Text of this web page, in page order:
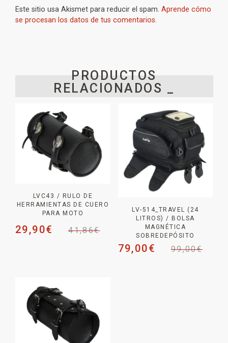
Este sitio usa Akismet para reducir el spam. Aprende cómo
se procesan los datos de tus comentarios.
PRODUCTOS
RELACIONADOS _
LVC43 / RULO DE
HERRAMIENTAS DE CUERO
PARA MOTO
41,86€
29,90€
LV-514_TRAVEL (24
LITROS) / BOLSA
MAGNÉTICA
SOBREDEPÓSITO
99,00€
79,00€